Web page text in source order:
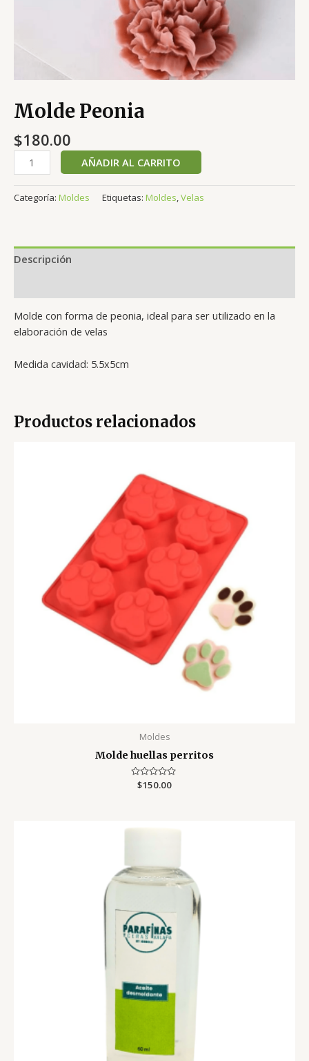
Molde Peonia
$180.00
AÑADIR AL CARRITO
Categoría: Moldes Etiquetas: Moldes,Velas
Descripción
Molde con forma de peonia, ideal para ser utilizado en la
elaboración de velas
Medida cavidad: 5.5x5cm
Productos relacionados
Moldes
Molde huellas perritos
Valorado
$150.00